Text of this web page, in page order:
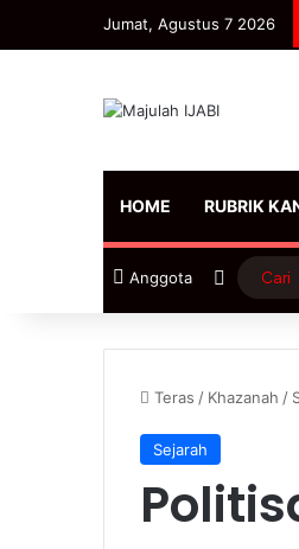
Jumat, Agustus 7 2026
HOME RUBRIK
Anggota Sidebar
Teras / Khazanah /
Sejarah